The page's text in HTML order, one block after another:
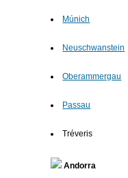
Múnich
Neuschwanstein
Oberammergau
Passau
Tréveris
Andorra